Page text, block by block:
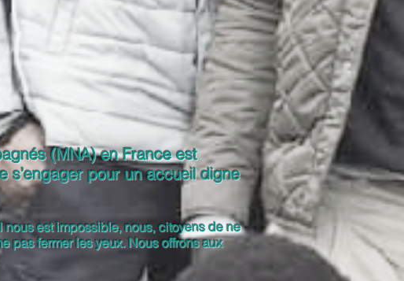
(MNA) en France est
s’engager pour un accueil digne
est impossible, nous, citoyens de ne
pas fermer les yeux. ​Nous offrons aux